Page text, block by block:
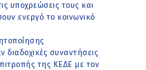
υποχρεώσεις τους και
ενεργό το κοινωνικό
συναντήσεις
της ΚΕΔΕ με τον